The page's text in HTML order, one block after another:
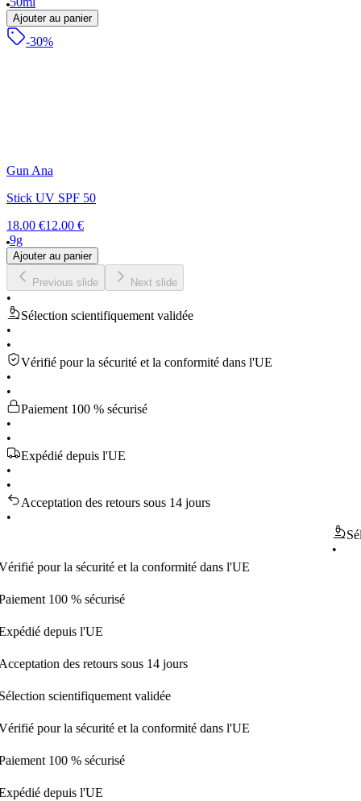
Ajouter au panier
-30%
Gun Ana
Stick UV SPF 50
18.00 €12.00 €
9g
Ajouter au panier
Previous slide Next slide
•
Sélection scientifiquement validée
•
•
Vérifié pour la sécurité et la conformité dans l'UE
•
•
Paiement 100 % sécurisé
•
•
Expédié depuis l'UE
•
•
Acceptation des retours sous 14 jours
•
la sécurité et la conformité dans l'UE
100 % sécurisé
depuis l'UE
des retours sous 14 jours
scientifiquement validée
la sécurité et la conformité dans l'UE
100 % sécurisé
depuis l'UE